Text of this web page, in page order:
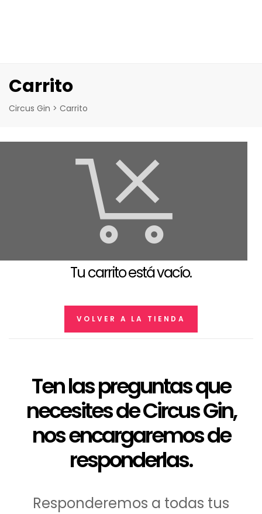
Circus Gin > Carrito
Carrito
Tu carrito está vacío.
VOLVER A LA TIENDA
Ten las preguntas que
necesites de Circus Gin,
nos encargaremos de
responderlas.
Responderemos a todas tus